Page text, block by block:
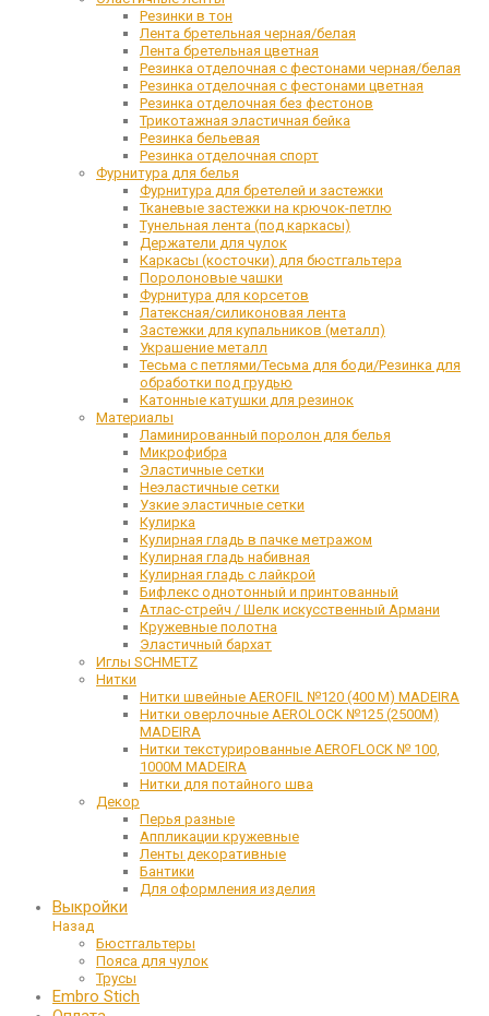
Резинки в тон
Лента бретельная черная/белая
Лента бретельная цветная
Резинка отделочная с фестонами черная/белая
Резинка отделочная с фестонами цветная
Резинка отделочная без фестонов
Трикотажная эластичная бейка
Резинка бельевая
Резинка отделочная спорт
Фурнитура для белья
Фурнитура для бретелей и застежки
Тканевые застежки на крючок-петлю
Тунельная лента (под каркасы)
Держатели для чулок
Каркасы (косточки) для бюстгальтера
Поролоновые чашки
Фурнитура для корсетов
Латексная/силиконовая лента
Застежки для купальников (металл)
Украшение металл
Тесьма с петлями/Тесьма для боди/Резинка для
обработки под грудью
Катонные катушки для резинок
Материалы
Ламинированный поролон для белья
Микрофибра
Эластичные сетки
Неэластичные сетки
Узкие эластичные сетки
Кулирка
Кулирная гладь в пачке метражом
Кулирная гладь набивная
Кулирная гладь с лайкрой
Бифлекс однотонный и принтованный
Атлас-стрейч / Шелк искусственный Армани
Кружевные полотна
Эластичный бархат
Иглы SCHMETZ
Нитки
Нитки швейные AEROFIL №120 (400 М) MADEIRA
Нитки оверлочные AEROLOCK №125 (2500М)
MADEIRA
Нитки текстурированные AEROFLOCK № 100,
1000М MADEIRA
Нитки для потайного шва
Декор
Перья разные
Аппликации кружевные
Ленты декоративные
Бантики
Для оформления изделия
Выкройки
Назад
Бюстгальтеры
Пояса для чулок
Трусы
Embro Stich